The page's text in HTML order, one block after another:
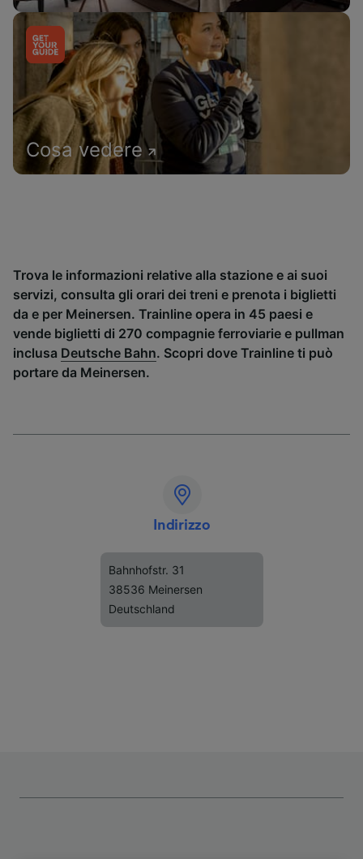
Cosa vedere
Trova le informazioni relative alla stazione e ai suoi
servizi, consulta gli orari dei treni e prenota i biglietti
da e per Meinersen. Trainline opera in 45 paesi e
vende biglietti di 270 compagnie ferroviarie e pullman
inclusa Deutsche Bahn. Scopri dove Trainline ti può
portare da Meinersen.
Indirizzo
Bahnhofstr. 31
38536 Meinersen
Deutschland